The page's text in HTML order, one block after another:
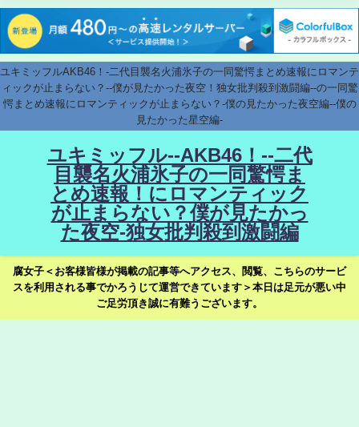
ユキミッフルAKB46！-二代目襲名火浦氷子の一同驚愕まとめ速報にロマンテ
ィックが止まらない？--僕が見たかった夜空！独女批判殺到激闘編--の一同驚
愕まとめ速報にロマンティックが止まらない？-僕の見たかった夜空編--僕の
見たかった星空編-
ユキミッフル--AKB46！--二代
目襲名火浦氷子の一同驚愕ま
とめ速報！にロマンティック
が止まらない？僕が見たかっ
た夜空-独女批判殺到激闘編
腐女子＜お客様皆様が掲載の記事等へアクセス、閲覧、こちらのサービ
スを利用される事でかろうじて運営できています＞本日は足元が悪い中
ご足労頂き誠に有難うございます。